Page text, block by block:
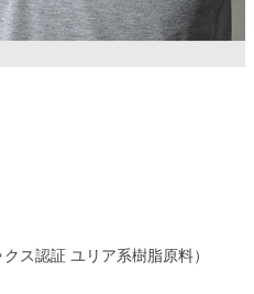
ス認証 ユリア系樹脂原料）